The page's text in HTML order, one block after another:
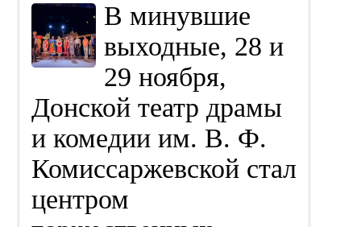
В минувшие
выходные, 28 и
29 ноября,
Донской театр драмы
и комедии им. В. Ф.
Комиссаржевской стал
центром